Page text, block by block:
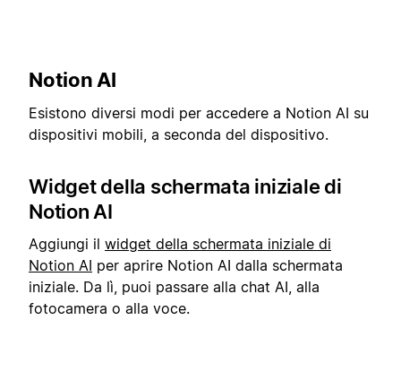
Notion AI
Esistono diversi modi per accedere a Notion AI su
dispositivi mobili, a seconda del dispositivo.
Widget della schermata iniziale di
Notion AI
Aggiungi il widget della schermata iniziale di
Notion AI per aprire Notion AI dalla schermata
iniziale. Da lì, puoi passare alla chat AI, alla
fotocamera o alla voce.